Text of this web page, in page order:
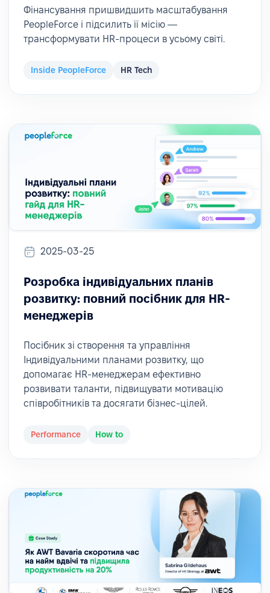
Фінансування пришвидшить масштабування
PeopleForce і підсилить її місію —
трансформувати HR-процеси в усьому світі.
Inside PeopleForce HR Tech
2025-03-25
Розробка індивідуальних планів
розвитку: повний посібник для HR-
менеджерів
Посібник зі створення та управління
Індивідуальними планами розвитку, що
допомагає HR-менеджерам ефективно
розвивати таланти, підвищувати мотивацію
співробітників та досягати бізнес-цілей.
Performance How to